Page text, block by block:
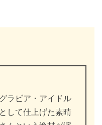
ラビア・アイドル
して仕上げた素晴